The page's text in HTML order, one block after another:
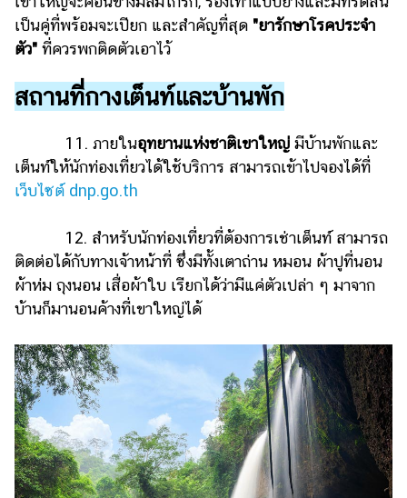
เป็นคู่ที่พร้อมจะเปียก และสำคัญที่สุด "ยารักษาโรคประจำ
ตัว" ที่ควรพกติดตัวเอาไว้
สถานที่กางเต็นท์และบ้านพัก
11. ภายในอุทยานแห่งชาติเขาใหญ่ มีบ้านพักและ
เต็นท์ให้นักท่องเที่ยวได้ใช้บริการ สามารถเข้าไปจองได้ที่
เว็บไซต์ dnp.go.th
12. สำหรับนักท่องเที่ยวที่ต้องการเช่าเต็นท์ สามารถ
ติดต่อได้กับทางเจ้าหน้าที่ ซึ่งมีทั้งเตาถ่าน หมอน ผ้าปูที่นอน
ผ้าห่ม ถุงนอน เสื่อผ้าใบ เรียกได้ว่ามีแค่ตัวเปล่า ๆ มาจาก
บ้านก็มานอนค้างที่เขาใหญ่ได้